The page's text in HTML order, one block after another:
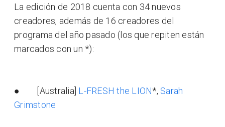
La edición de 2018 cuenta con 34 nuevos
creadores, además de 16 creadores del
programa del año pasado (los que repiten están
marcados con un *):
● [Australia] L-FRESH the LION*, Sarah
Grimstone